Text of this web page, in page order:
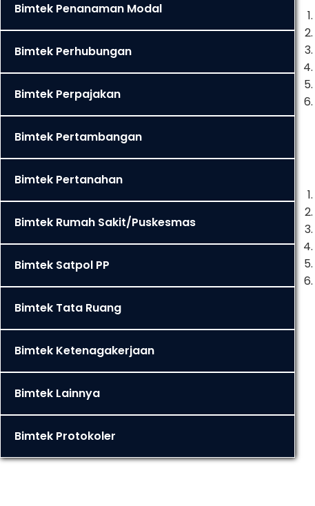
Bimtek Penanaman Modal
Bimtek Perhubungan
Bimtek Perpajakan
Bimtek Pertambangan
Bimtek Pertanahan
Bimtek Rumah Sakit/Puskesmas
Bimtek Satpol PP
Bimtek Tata Ruang
Bimtek Ketenagakerjaan
Bimtek Lainnya
Bimtek Protokoler